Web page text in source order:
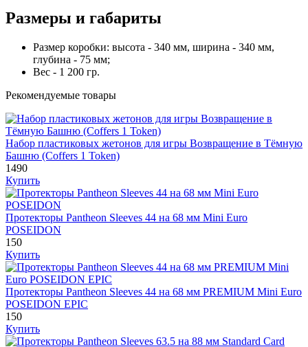
Размеры и габариты
Размер коробки: высота - 340 мм, ширина - 340 мм,
глубина - 75 мм;
Вес - 1 200 гр.
Рекомендуемые товары
Набор пластиковых жетонов для игры Возвращение в Тёмную
Башню (Coffers 1 Token)
1490
Купить
Протекторы Pantheon Sleeves 44 на 68 мм Mini Euro
POSEIDON
150
Купить
Протекторы Pantheon Sleeves 44 на 68 мм PREMIUM Mini Euro
POSEIDON EPIC
150
Купить